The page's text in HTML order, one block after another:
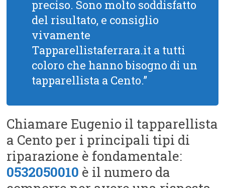
preciso. Sono molto soddisfatto
del risultato, e consiglio
vivamente
Tapparellistaferrara.it a tutti
coloro che hanno bisogno di un
tapparellista a Cento.”
Chiamare Eugenio il tapparellista
a Cento per i principali tipi di
riparazione è fondamentale:
0532050010 è il numero da